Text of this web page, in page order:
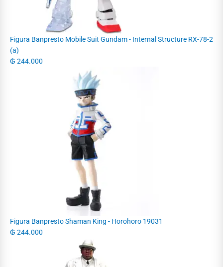
Figura Banpresto Mobile Suit Gundam - Internal Structure RX-78-2
(a)
₲ 244.000
Figura Banpresto Shaman King - Horohoro 19031
₲ 244.000